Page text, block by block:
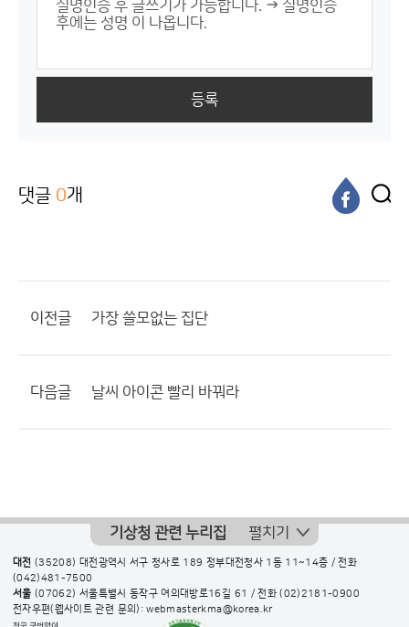
등록
댓글 0개
이전글 가장 쓸모없는 집단
다음글 날씨 아이콘 빨리 바꿔라
기상청 관련 누리집 펼치기
대전 (35208) 대전광역시 서구 청사로 189 정부대전청사 1동 11~14층 / 전화
(042)481-7500
서울 (07062) 서울특별시 동작구 여의대방로16길 61 / 전화(02)2181-0900
전자우편(웹사이트 관련 문의): webmasterkma@korea.kr